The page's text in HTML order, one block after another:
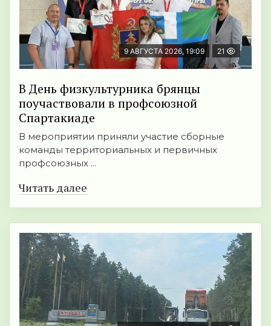
9 АВГУСТА 2026, 19:09 21
В День физкультурника брянцы
поучаствовали в профсоюзной
Спартакиаде
В мероприятии приняли участие сборные
команды территориальных и первичных
профсоюзных ...
Читать далее